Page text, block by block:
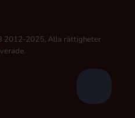
2012-2025, Alla rättigheter